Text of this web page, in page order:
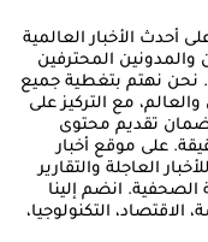
أحدث الأخبار العالمية
والمدونين المحترفين
نحن نهتم بتغطية جميع
مع التركيز على
تقديم محتوى
على موقع أخبار
العاجلة والتقارير
الصحفية. انضم إلينا
التكنولوجيا،